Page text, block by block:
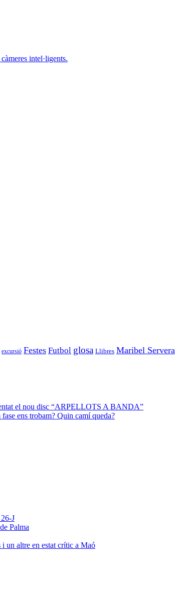
intel·ligents.
excursió Festes Futbol glosa Llibres Maribel Servera
el nou disc “ARPELLOTS A BANDA”
ens trobam? Quin camí queda?
J
Palma
i un altre en estat crític a Maó